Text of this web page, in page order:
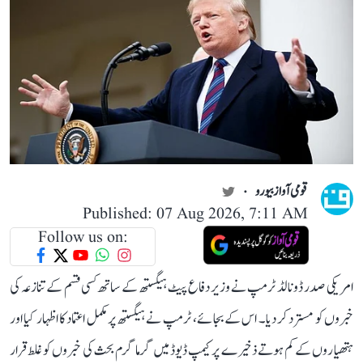
قومی آواز بیورو
Published: 07 Aug 2026, 7:11 AM
Follow us on:
امریکی صدر ڈونالڈ ٹرمپ نے وزیر دفاع پیٹ ہیگستھ کے ساتھ کسی قسم کے تنازعہ کی
خبروں کو مسترد کر دیا۔ اس کے بجائے، ٹرمپ نے ہیگستھ پر مکمل اعتماد کا اظہار کیا اور
ہتھیاروں کے کم ہوتے ذخیرے پر کیمپ ڈیوڈ میں گرما گرم بحث کی خبروں کو غلط قرار